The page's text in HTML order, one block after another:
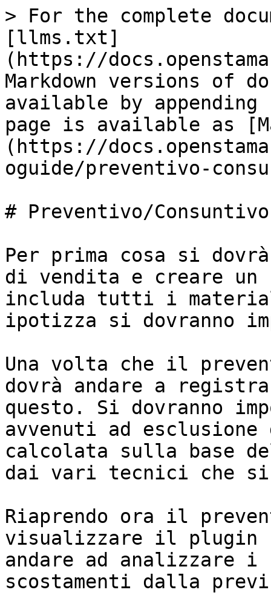
> For the complete
[llms.txt]
(https://
Markdown versions of
available by
page is available as
(https://
oguide/preventivo-
# Preventivo/Consuntivo
Per prima cosa si
di vendita e creare un
includa tutti i
ipotizza si dovranno
Una volta che il
dovrà andare a
questo. Si dovranno
avvenuti ad esclusione
calcolata sulla base
dai vari tecnici che si
Riaprendo ora il
visualizzare il plugin
andare ad
scostamenti dalla